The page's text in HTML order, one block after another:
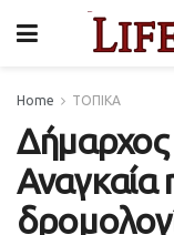
Home ΤΟΠΙΚΑ
Δήμαρχος
Αναγκαία